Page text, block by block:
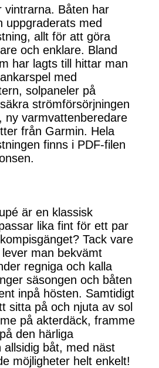
vintrarna. Båten har
uppgraderats med
allt för att göra
och enklare. Bland
har lagts till hittar man
med
solpaneler på
strömförsörjningen
ny varmvattenberedare
från Garmin. Hela
finns i PDF-filen
är en klassisk
lika fint för ett par
Tack vare
man bekvämt
regniga och kalla
säsongen och båten
inpå hösten. Samtidigt
sitta på och njuta av sol
på akterdäck, framme
den härliga
allsidig båt, med näst
möjligheter helt enkelt!